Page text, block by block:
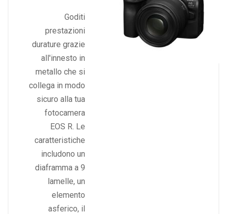
Goditi
prestazioni
durature grazie
all'innesto in
metallo che si
collega in modo
sicuro alla tua
fotocamera
EOS R. Le
caratteristiche
includono un
diaframma a 9
lamelle, un
elemento
asferico, il